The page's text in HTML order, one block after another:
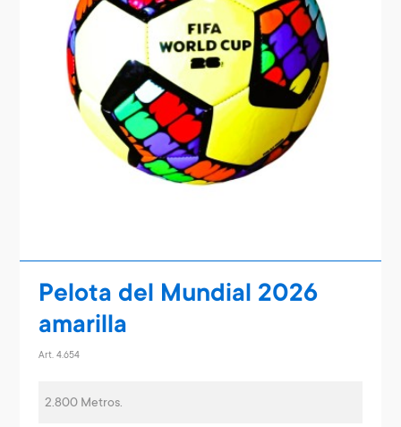
Pelota del Mundial 2026
amarilla
Art. 4.654
2.800 Metros.